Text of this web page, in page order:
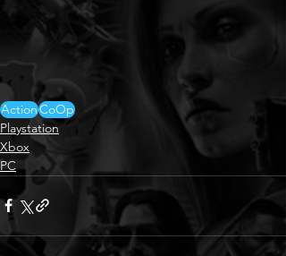
ActionCoOp
Playstation
Xbox
PC